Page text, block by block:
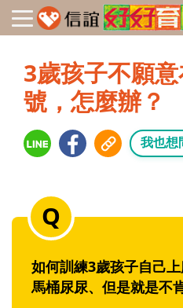
3歲孩子不願
號，怎麼辦？
我也想
如何訓練3歲孩子自己
馬桶尿尿、但是就是不